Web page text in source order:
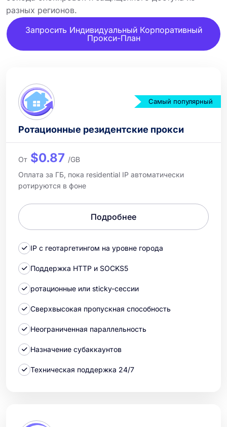
разных регионов.
Запросить Индивидуальный Корпоративный
Прокси-План
Самый популярный
Ротационные резидентские прокси
От $0.87 /GB
Оплата за ГБ, пока residential IP автоматически
ротируются в фоне
Подробнее
IP с геотаргетингом на уровне города
Поддержка HTTP и SOCKS5
ротационные или sticky-сессии
Сверхвысокая пропускная способность
Неограниченная параллельность
Назначение субаккаунтов
Техническая поддержка 24/7